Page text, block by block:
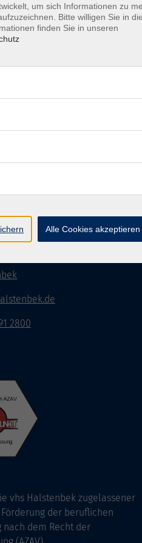
2800
vhs Halstenbek zugelassener
der beruflichen
dem Recht der
um sich Informationen zu
Bitte willigen Sie in
finden Sie in unseren
Alle Cookies